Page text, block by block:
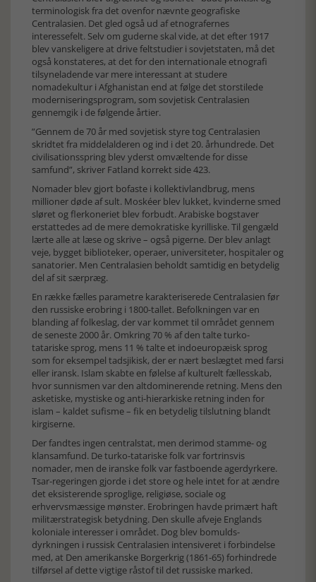
terminologisk fra det ovenfor nævnte geografiske
Centralasien. Det gled også ud af etnografernes
interessefelt. Selv om guderne skal vide, at det efter 1917
blev vanskeligere at drive feltstudier i sovjetstaten, må det
også konstateres, at det for den internationale etnografi
tilsyneladende var mere interessant at studere
nomadekultur i Afghanistan end at følge det storstilede
moderniseringsprogram, som sovjetisk Centralasien
gennemgik i de følgende årtier.
”Gennem de 70 år med sovjetisk styre tog Centralasien
skridtet fra middelalderen og ind i det 20. århundrede. Det
civilisationsspring blev yderst omvæltende for disse
samfund”, skriver Fatland korrekt side 423.
Nomader blev gjort bofaste i kollektivlandbrug, mens
millioner døde af sult. Moskéer blev lukket, kvinderne smed
sløret og flerkoneriet blev forbudt. Arabiske bogstaver
erstattedes ad de mere demokratiske kyrilliske. Til gengæld
lærte alle at læse og skrive – også pigerne. Der blev anlagt
veje, bygget biblioteker, operaer, universiteter, hospitaler og
sanatorier. Men Centralasien beholdt samtidig en betydelig
del af sit særpræg.
En række fælles parametre karakteriserede Centralasien før
den russiske erobring i 1800-tallet. Befolkningen var en
blanding af folkeslag, der var kommet til området gennem
de seneste 2000 år. Omkring 70 % af den talte turko-
tatariske sprog, mens 11 % talte et indoeuropæisk sprog
som for eksempel tadsjikisk, der er nært beslægtet med farsi
eller iransk. Islam skabte en følelse af kulturelt fællesskab,
hvor sunnismen var den altdominerende retning. Mens den
asketiske, mystiske og anti-hierarkiske retning inden for
islam – kaldet sufisme – fik en betydelig tilslutning blandt
kirgiserne.
Der fandtes ingen centralstat, men derimod stamme- og
klansamfund. De turko-tatariske folk var fortrinsvis
nomader, men de iranske folk var fastboende agerdyrkere.
Tsar-regeringen gjorde i det store og hele intet for at ændre
det eksisterende sproglige, religiøse, sociale og
erhvervsmæssige mønster. Erobringen havde primært haft
militærstrategisk betydning. Den skulle afveje Englands
koloniale interesser i området. Dog blev bomulds-
dyrkningen i russisk Centralasien intensiveret i forbindelse
med, at Den amerikanske Borgerkrig (1861-65) forhindrede
tilførsel af dette vigtige råstof til det russiske marked.